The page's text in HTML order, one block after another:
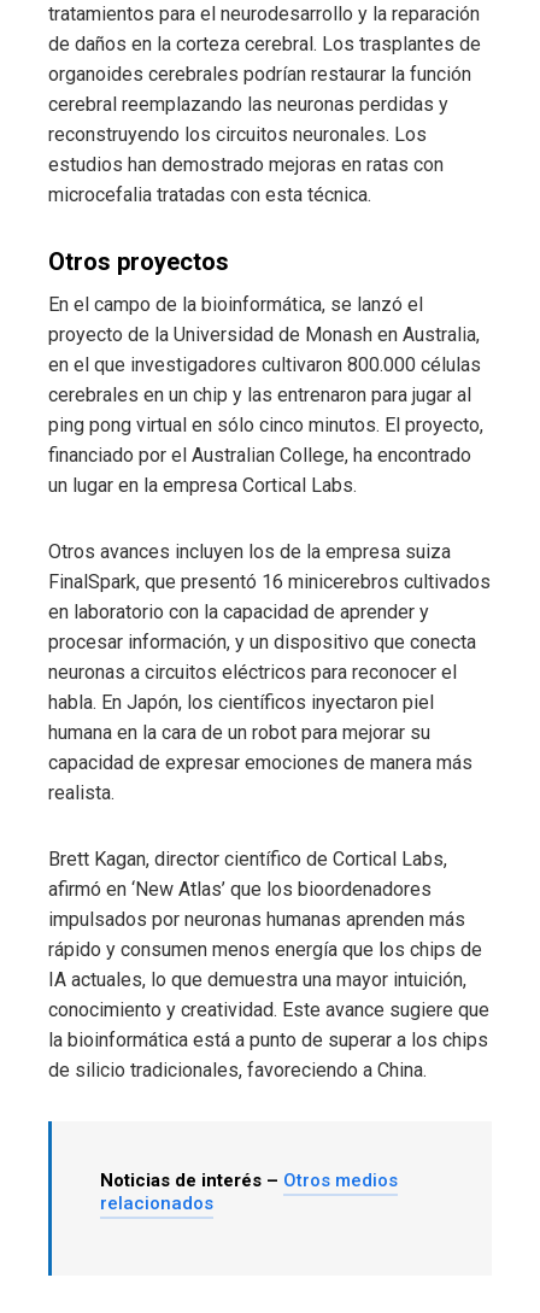
tratamientos para el neurodesarrollo y la reparación
de daños en la corteza cerebral. Los trasplantes de
organoides cerebrales podrían restaurar la función
cerebral reemplazando las neuronas perdidas y
reconstruyendo los circuitos neuronales. Los
estudios han demostrado mejoras en ratas con
microcefalia tratadas con esta técnica.
Otros proyectos
En el campo de la bioinformática, se lanzó el
proyecto de la Universidad de Monash en Australia,
en el que investigadores cultivaron 800.000 células
cerebrales en un chip y las entrenaron para jugar al
ping pong virtual en sólo cinco minutos. El proyecto,
financiado por el Australian College, ha encontrado
un lugar en la empresa Cortical Labs.
Otros avances incluyen los de la empresa suiza
FinalSpark, que presentó 16 minicerebros cultivados
en laboratorio con la capacidad de aprender y
procesar información, y un dispositivo que conecta
neuronas a circuitos eléctricos para reconocer el
habla. En Japón, los científicos inyectaron piel
humana en la cara de un robot para mejorar su
capacidad de expresar emociones de manera más
realista.
Brett Kagan, director científico de Cortical Labs,
afirmó en ‘New Atlas’ que los bioordenadores
impulsados ​​por neuronas humanas aprenden más
rápido y consumen menos energía que los chips de
IA actuales, lo que demuestra una mayor intuición,
conocimiento y creatividad. Este avance sugiere que
la bioinformática está a punto de superar a los chips
de silicio tradicionales, favoreciendo a China.
Noticias de interés – Otros medios
relacionados